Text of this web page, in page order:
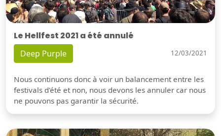
Le Hellfest 2021 a été annulé
Deep Purple 12/03/2021
Nous continuons donc à voir un balancement entre les
festivals d'été et non, nous devons les annuler car nous
ne pouvons pas garantir la sécurité.